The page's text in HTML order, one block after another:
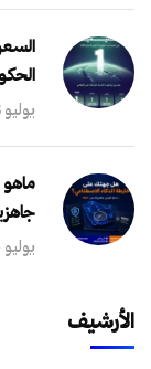
يوليو 23, 2026
يوليو 15, 2026
الأرشيف